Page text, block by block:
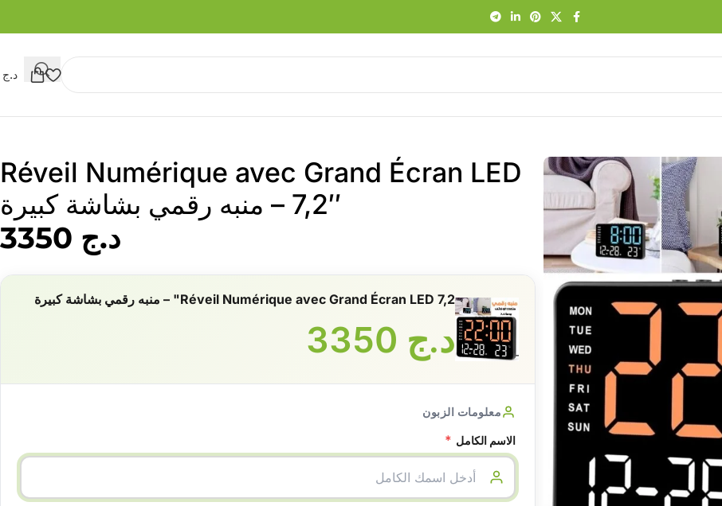
د.ج
Réveil Numérique avec Grand Écran LED
7,2″ – منبه رقمي بشاشة كبيرة
د.ج
Réveil Numérique avec Grand Écran LED 7,2" – منبه رقمي بشاشة كبيرة
د.ج
معلومات الزبون
الاسم الكامل *